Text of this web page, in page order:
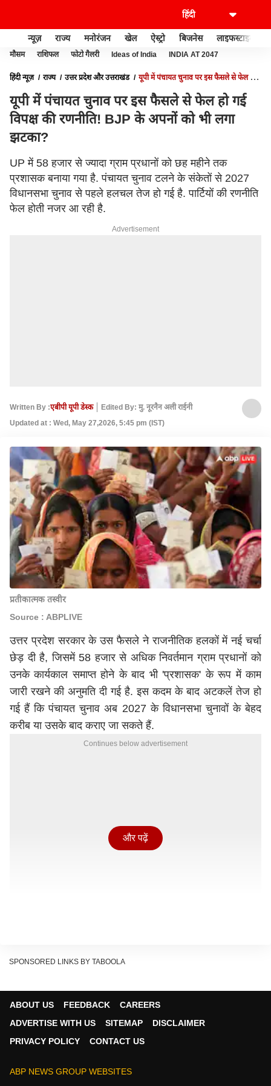
न्यूज़ राज्य मनोरंजन खेल ऐस्ट्रो बिजनेस लाइफस्टाइल
मौसम राशिफल फोटो गैलरी Ideas of India INDIA AT 2047
हिंदी न्यूज़ राज्य उत्तर प्रदेश और उत्तराखंड
यूपी में पंचायत चुनाव पर इस फैसले से फेल हो
यूपी में पंचायत चुनाव पर इस फैसले से फेल हो गई
विपक्ष की रणनीति! BJP के अपनों को भी लगा
झटका?
UP में 58 हजार से ज्यादा ग्राम प्रधानों को छह महीने तक
प्रशासक बनाया गया है. पंचायत चुनाव टलने के संकेतों से 2027
विधानसभा चुनाव से पहले हलचल तेज हो गई है. पार्टियों की रणनीति
फेल होती नजर आ रही है.
Advertisement
Written By :एबीपी यूपी डेस्क
Edited By: मु. नूरनैन अली राईनी
Updated at : Wed, May 27,2026, 5:45 pm (IST)
प्रतीकात्मक तस्वीर
Source : ABPLIVE
उत्तर प्रदेश सरकार के उस फैसले ने राजनीतिक हलकों में नई चर्चा
छेड़ दी है, जिसमें 58 हजार से अधिक निवर्तमान ग्राम प्रधानों को
उनके कार्यकाल समाप्त होने के बाद भी 'प्रशासक' के रूप में काम
जारी रखने की अनुमति दी गई है. इस कदम के बाद अटकलें तेज हो
गई हैं कि पंचायत चुनाव अब 2027 के विधानसभा चुनावों के बेहद
करीब या उसके बाद कराए जा सकते हैं.
Continues below advertisement
पंचायतों का कार्यकाल 26 मई 2026 को समाप्त हो गया. नई पंचायतों
और पढ़ें
SPONSORED LINKS BY TABOOLA
ABOUT US FEEDBACK
CAREERS
ADVERTISE WITH US
SITEMAP
DISCLAIMER
PRIVACY POLICY
CONTACT US
ABP NEWS GROUP WEBSITES